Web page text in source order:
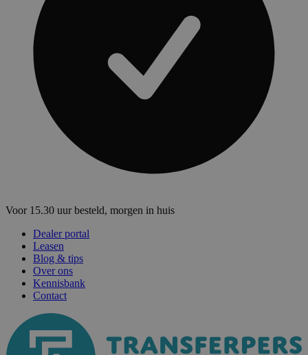
Voor 15.30 uur besteld, morgen in huis
Dealer portal
Leasen
Blog & tips
Over ons
Kennisbank
Contact